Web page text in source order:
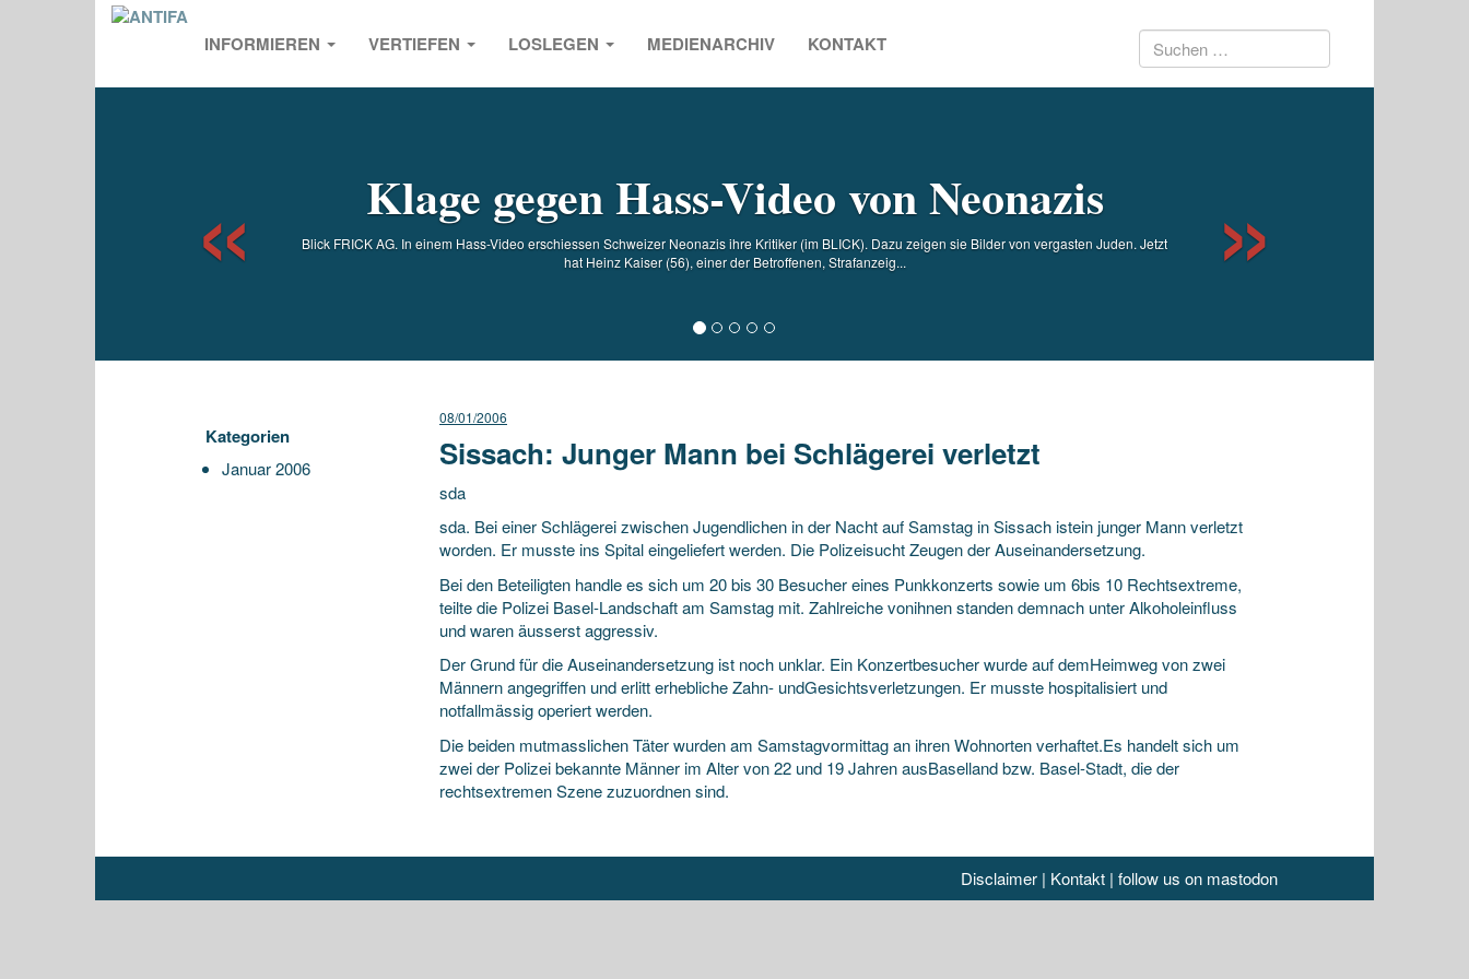
INFORMIEREN VERTIEFEN LOSLEGEN MEDIENARCHIV KONTAKT Suchen
Klage gegen Hass-Video von Neonazis
Blick FRICK AG. In einem Hass-Video erschiessen Schweizer Neonazis ihre Kritiker (im BLICK). Dazu zeigen sie Bilder von vergasten Juden. Jetzt
hat Heinz Kaiser (56), einer der Betroffenen, Strafanzeig...
Kategorien
Januar 2006
08/01/2006
Sissach: Junger Mann bei Schlägerei verletzt
sda
sda. Bei einer Schlägerei zwischen Jugendlichen in der Nacht auf Samstag in Sissach istein junger Mann verletzt
worden. Er musste ins Spital eingeliefert werden. Die Polizeisucht Zeugen der Auseinandersetzung.
Bei den Beteiligten handle es sich um 20 bis 30 Besucher eines Punkkonzerts sowie um 6bis 10 Rechtsextreme,
teilte die Polizei Basel-Landschaft am Samstag mit. Zahlreiche vonihnen standen demnach unter Alkoholeinfluss
und waren äusserst aggressiv.
Der Grund für die Auseinandersetzung ist noch unklar. Ein Konzertbesucher wurde auf demHeimweg von zwei
Männern angegriffen und erlitt erhebliche Zahn- undGesichtsverletzungen. Er musste hospitalisiert und
notfallmässig operiert werden.
Die beiden mutmasslichen Täter wurden am Samstagvormittag an ihren Wohnorten verhaftet.Es handelt sich um
zwei der Polizei bekannte Männer im Alter von 22 und 19 Jahren ausBaselland bzw. Basel-Stadt, die der
rechtsextremen Szene zuzuordnen sind.
Disclaimer| Kontakt| follow us on mastodon